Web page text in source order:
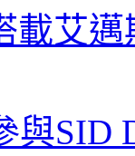
載艾
與SID